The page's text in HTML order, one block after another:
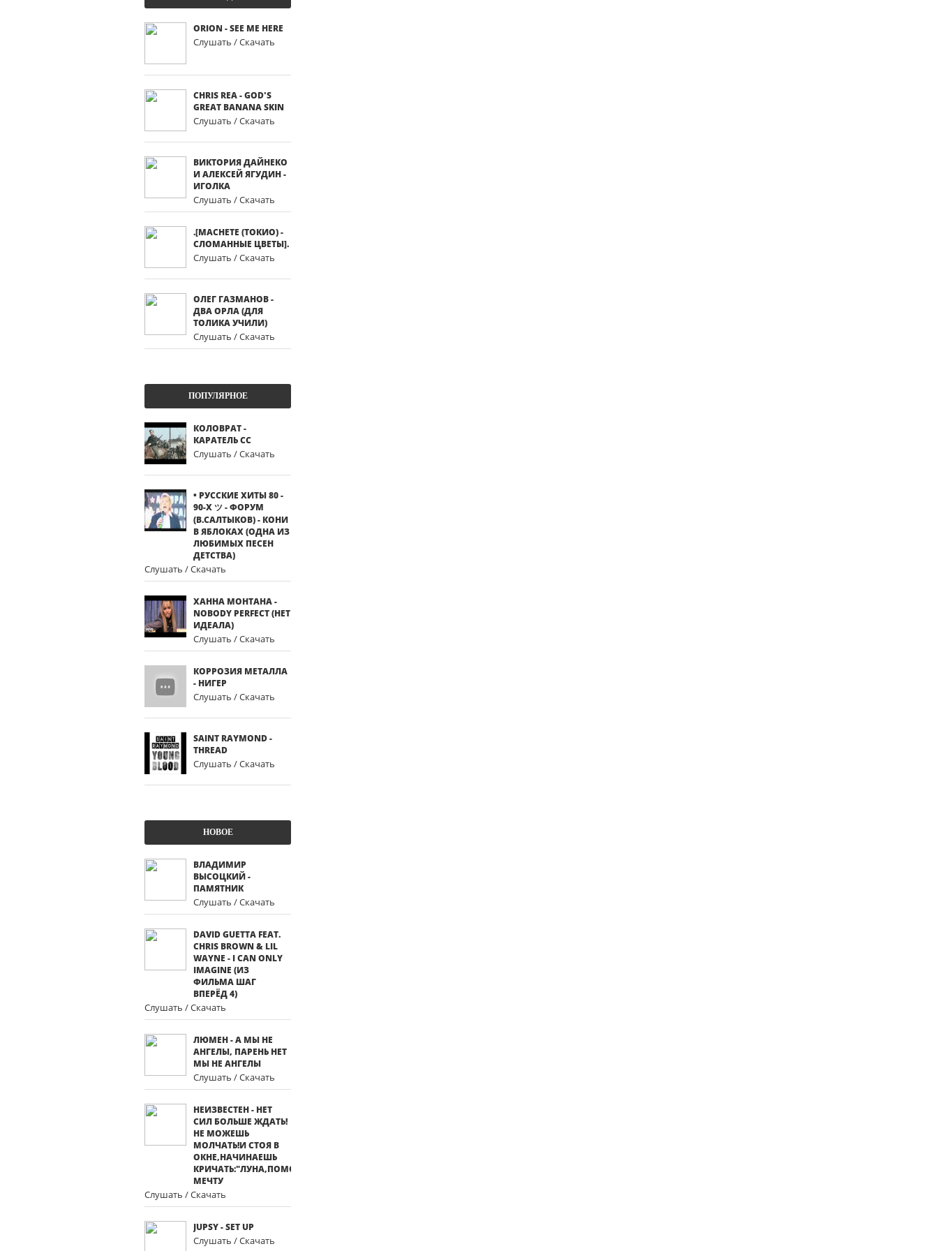
ORION - SEE ME HERE
Слушать / Скачать
CHRIS REA - GOD'S
GREAT BANANA SKIN
Слушать / Скачать
ВИКТОРИЯ ДАЙНЕКО
И АЛЕКСЕЙ ЯГУДИН -
ИГОЛКА
Слушать / Скачать
.[MACHETE (ТОКИО) -
СЛОМАННЫЕ ЦВЕТЫ].
Слушать / Скачать
ОЛЕГ ГАЗМАНОВ -
ДВА ОРЛА (ДЛЯ
ТОЛИКА УЧИЛИ)
Слушать / Скачать
ПОПУЛЯРНОЕ
КОЛОВРАТ -
КАРАТЕЛЬ СС
Слушать / Скачать
• РУССКИЕ ХИТЫ 80 -
90-Х ツ - ФОРУМ
(В.САЛТЫКОВ) - КОНИ
В ЯБЛОКАХ (ОДНА ИЗ
ЛЮБИМЫХ ПЕСЕН
ДЕТСТВА)
Слушать / Скачать
ХАННА МОНТАНА -
NOBODY PERFECT (НЕТ
ИДЕАЛА)
Слушать / Скачать
КОРРОЗИЯ МЕТАЛЛА
- НИГЕР
Слушать / Скачать
SAINT RAYMOND -
THREAD
Слушать / Скачать
НОВОЕ
ВЛАДИМИР
ВЫСОЦКИЙ -
ПАМЯТНИК
Слушать / Скачать
DAVID GUETTA FEAT.
CHRIS BROWN & LIL
WAYNE - I CAN ONLY
IMAGINE (ИЗ
ФИЛЬМА ШАГ
ВПЕРЁД 4)
Слушать / Скачать
ЛЮМЕН - А МЫ НЕ
АНГЕЛЫ, ПАРЕНЬ НЕТ
МЫ НЕ АНГЕЛЫ
Слушать / Скачать
НЕИЗВЕСТЕН - НЕТ
СИЛ БОЛЬШЕ ЖДАТЬ!
НЕ МОЖЕШЬ
МОЛЧАТЬ!И СТОЯ В
ОКНЕ,НАЧИНАЕШЬ
КРИЧАТЬ:"ЛУНА,ПОМОГИ,ИСПОЛНИ
МЕЧТУ
Слушать / Скачать
JUPSY - SET UP
Слушать / Скачать